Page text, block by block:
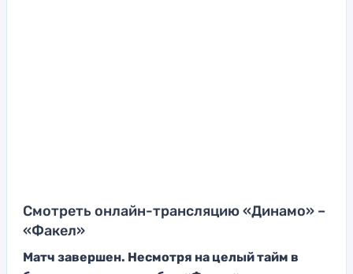
Смотреть онлайн-трансляцию «Динамо» –
«Факел»
Матч завершен. Несмотря на целый тайм в